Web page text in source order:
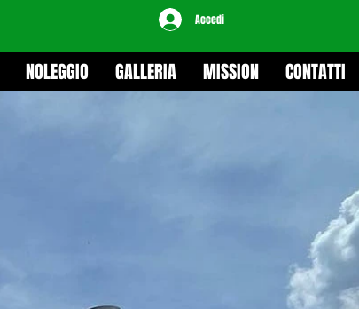
Accedi
NOLEGGIO GALLERIA MISSION CONTATTI